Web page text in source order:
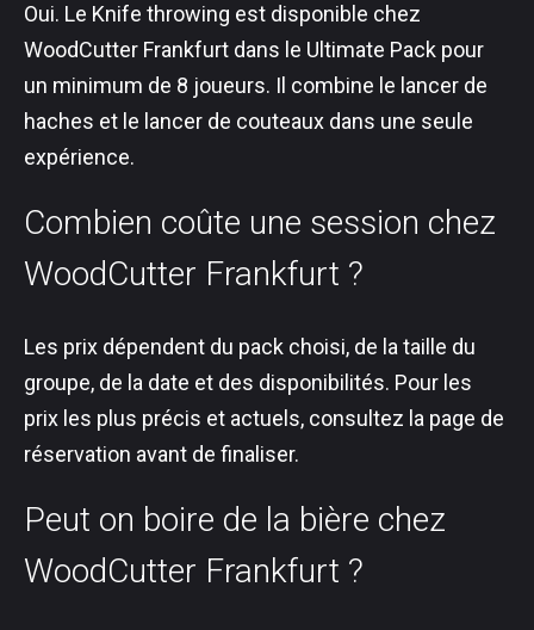
Oui. Le Knife throwing est disponible chez
WoodCutter Frankfurt dans le Ultimate Pack pour
un minimum de 8 joueurs. Il combine le lancer de
haches et le lancer de couteaux dans une seule
expérience.
Combien coûte une session chez
WoodCutter Frankfurt ?
Les prix dépendent du pack choisi, de la taille du
groupe, de la date et des disponibilités. Pour les
prix les plus précis et actuels, consultez la page de
réservation avant de finaliser.
Peut on boire de la bière chez
WoodCutter Frankfurt ?